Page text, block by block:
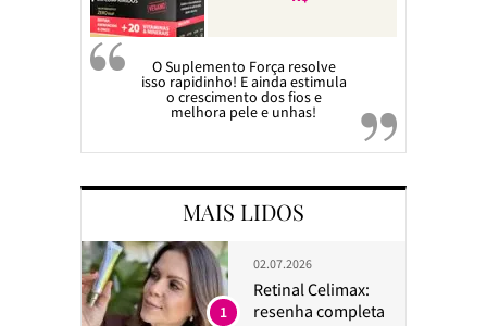
O Suplemento Força resolve
isso rapidinho! E ainda estimula
o crescimento dos fios e
melhora pele e unhas!
MAIS LIDOS
02.07.2026
Retinal Celimax:
resenha completa
1